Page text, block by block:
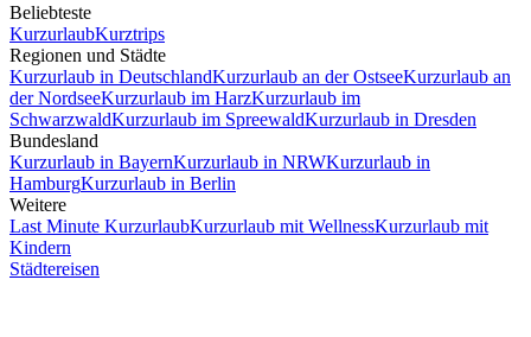
Beliebteste
KurzurlaubKurztrips
Regionen und Städte
Kurzurlaub in DeutschlandKurzurlaub an der OstseeKurzurlaub an
der NordseeKurzurlaub im HarzKurzurlaub im
SchwarzwaldKurzurlaub im SpreewaldKurzurlaub in Dresden
Bundesland
Kurzurlaub in BayernKurzurlaub in NRWKurzurlaub in
HamburgKurzurlaub in Berlin
Weitere
Last Minute KurzurlaubKurzurlaub mit WellnessKurzurlaub mit
Kindern
Städtereisen